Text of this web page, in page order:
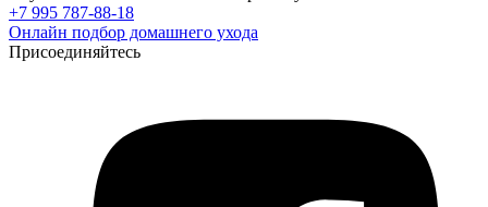
+7 995 787-88-18
Онлайн подбор домашнего ухода
Присоединяйтесь